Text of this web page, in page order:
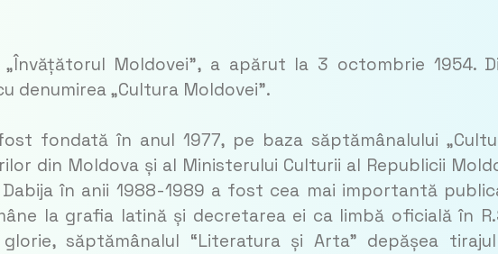
Moldovei”, a apărut la 3 octombrie 1954.
denumirea „Cultura Moldovei”.
fondată în anul 1977, pe baza săptămânalului
din Moldova și al Ministerului Culturii al Republicii
în anii 1988-1989 a fost cea mai importantă
la grafia latină și decretarea ei ca limbă oficială în
săptămânalul “Literatura și Arta” depășea